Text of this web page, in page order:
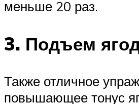
меньше 20 раз.
3. Подъем
Также отличное
повышающее тонус